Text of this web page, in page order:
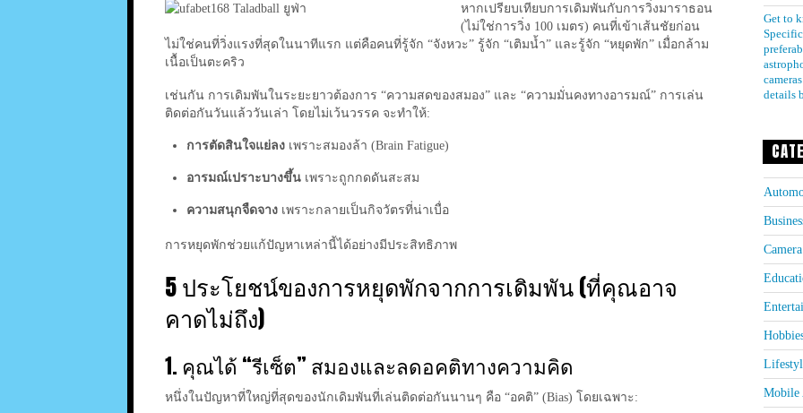
หากเปรียบเทียบการเดิมพันกับการวิ่งมาราธอน
(ไม่ใช่การวิ่ง 100 เมตร) คนที่เข้าเส้นชัยก่อน
ไม่ใช่คนที่วิ่งแรงที่สุดในนาทีแรก แต่คือคนที่รู้จัก “จังหวะ” รู้จัก “เติมน้ำ” และรู้จัก “หยุดพัก” เมื่อกล้าม
เนื้อเป็นตะคริว
เช่นกัน การเดิมพันในระยะยาวต้องการ “ความสดของสมอง” และ “ความมั่นคงทางอารมณ์” การเล่น
ติดต่อกันวันแล้ววันเล่า โดยไม่เว้นวรรค จะทำให้:
การตัดสินใจแย่ลง เพราะสมองล้า (Brain Fatigue)
อารมณ์เปราะบางขึ้น เพราะถูกกดดันสะสม
ความสนุกจืดจาง เพราะกลายเป็นกิจวัตรที่น่าเบื่อ
การหยุดพักช่วยแก้ปัญหาเหล่านี้ได้อย่างมีประสิทธิภาพ
5 ประโยชน์ของการหยุดพักจากการเดิมพัน (ที่คุณอาจ
คาดไม่ถึง)
1. คุณได้ “รีเซ็ต” สมองและลดอคติทางความคิด
หนึ่งในปัญหาที่ใหญ่ที่สุดของนักเดิมพันที่เล่นติดต่อกันนานๆ คือ “อคติ” (Bias) โดยเฉพาะ:
Get to
details
Mobile